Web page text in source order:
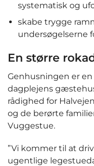
systematisk og
skabe trygge
undersøgelserne
En større
Genhusningen er
dagplejens
rådighed for
og de berørte
Vuggestue.
”Vi kommer til at
ugentlige